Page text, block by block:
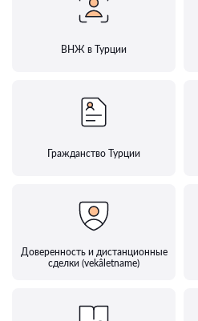
ВНЖ в Турции
Гражданство Турции
Доверенность и дистанционные
сделки (vekâletname)